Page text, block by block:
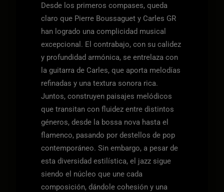
Desde los primeros compases, queda
claro que Pierre Boussaguet y Carles GR
han logrado una complicidad musical
excepcional. El contrabajo, con su calidez
y profundidad armónica, se entrelaza con
la guitarra de Carles, que aporta melodías
refinadas y una textura sonora rica.
Juntos, construyen paisajes melódicos
que transitan con fluidez entre distintos
géneros, desde la bossa nova hasta el
flamenco, pasando por destellos de pop
contemporáneo. Sin embargo, a pesar de
esta diversidad estilística, el jazz sigue
siendo el núcleo que une cada
composición, dándole cohesión y una